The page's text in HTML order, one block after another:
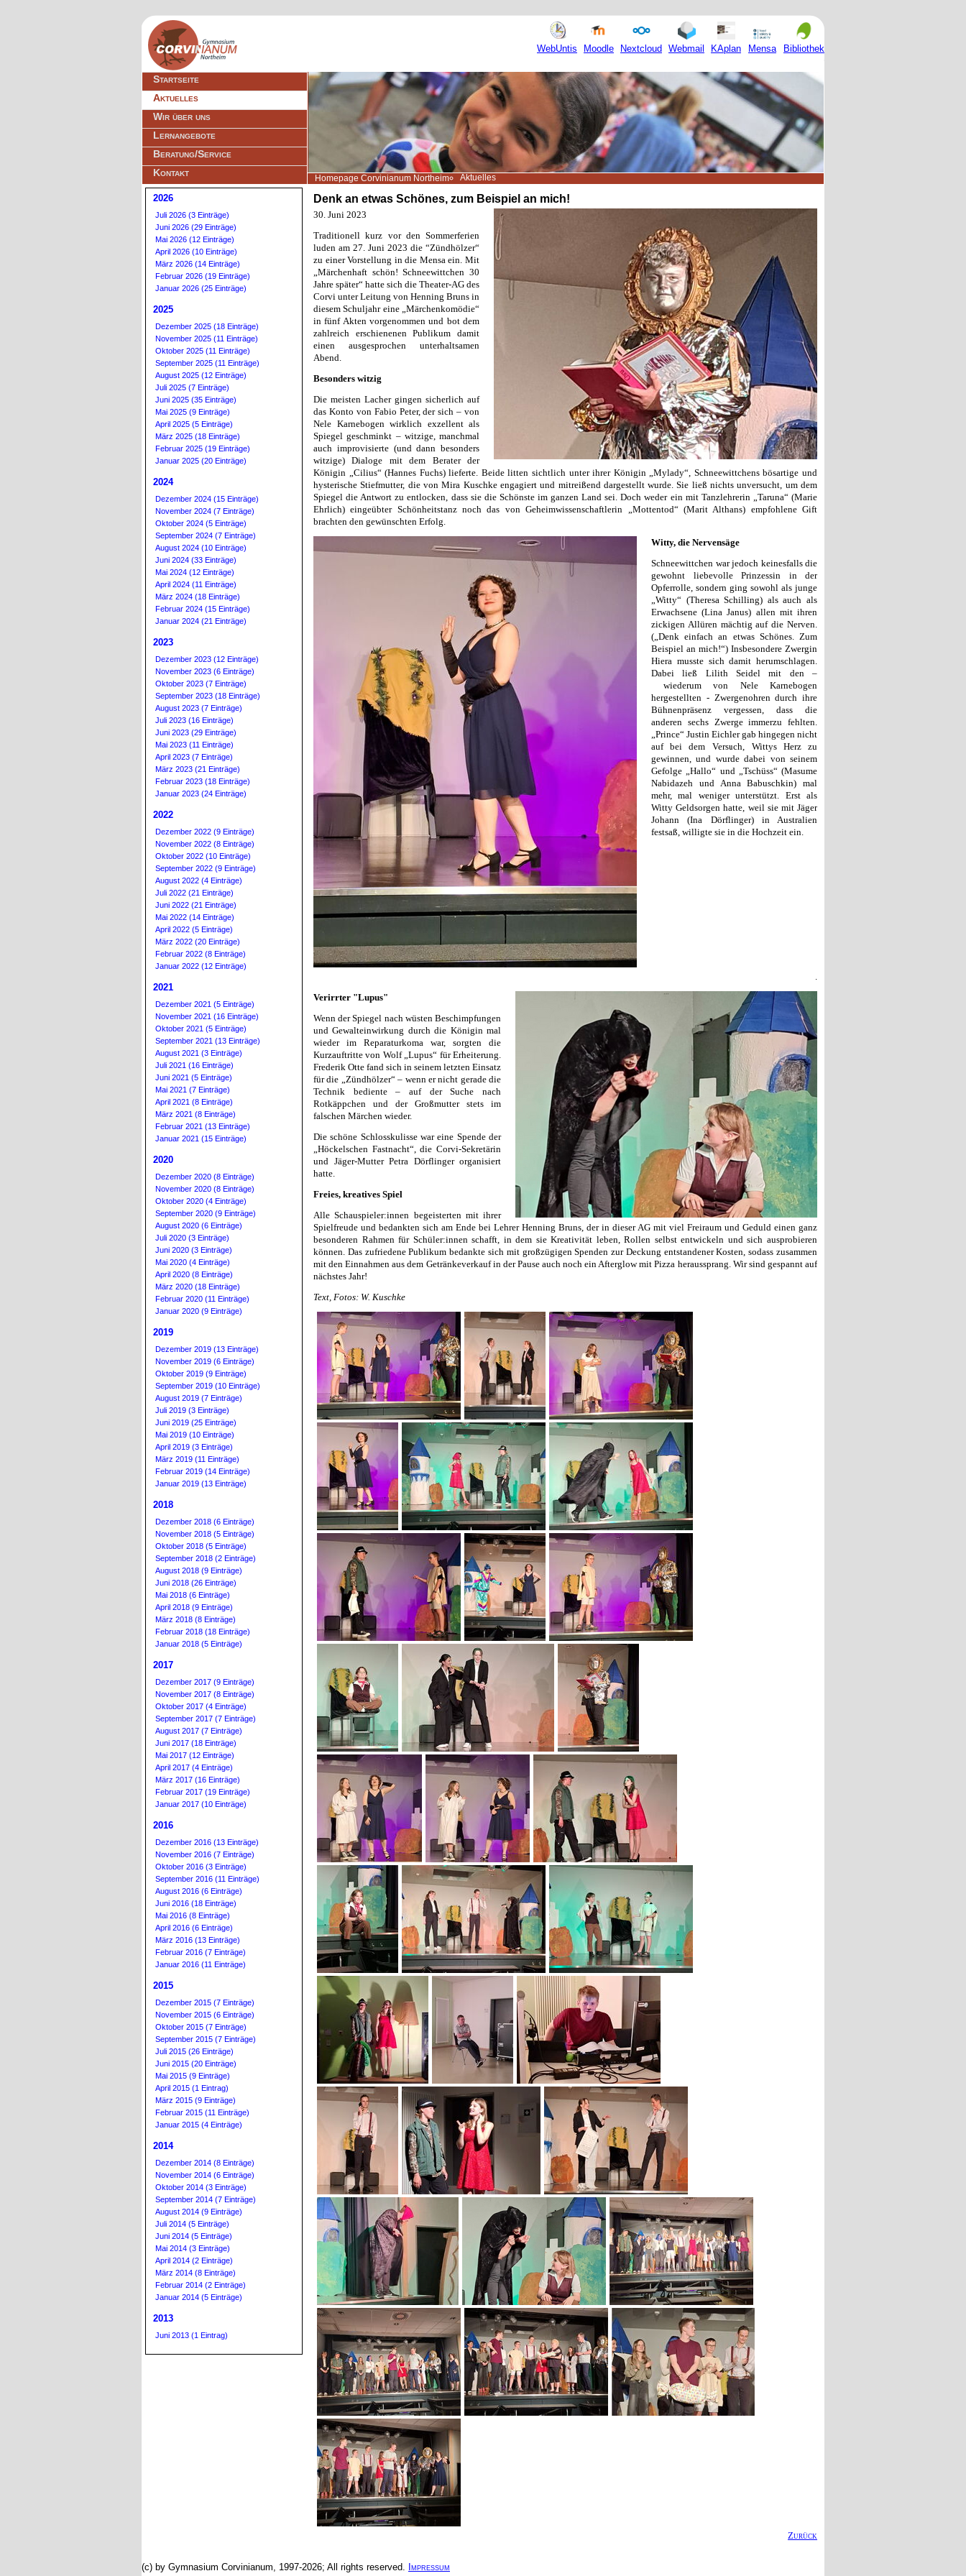
WebUntis Moodle Nextcloud Webmail KAplan Mensa Bibliothek
Navigation
überspringen
Startseite
Aktuelles
Wir über uns
Lernangebote
Beratung/Service
Kontakt
Homepage Corvinianum Northeim Aktuelles
Denk an etwas Schönes, zum Beispiel an mich!
30. Juni 2023
Traditionell kurz vor den Sommerferien
luden am 27. Juni 2023 die “Zündhölzer“
zu einer Vorstellung in die Mensa ein. Mit
„Märchenhaft schön! Schneewittchen 30
Jahre später“ hatte sich die Theater-AG des
Corvi unter Leitung von Henning Bruns in
diesem Schuljahr eine „Märchenkomödie“
in fünf Akten vorgenommen und bot dem
zahlreich erschienenen Publikum damit
einen ausgesprochen unterhaltsamen
Abend.
Besonders witzig
Die meisten Lacher gingen sicherlich auf
das Konto von Fabio Peter, der sich – von
Nele Karnebogen wirklich exzellent als
Spiegel geschminkt – witzige, manchmal
auch improvisierte (und dann besonders
witzige) Dialoge mit dem Berater der
Königin „Cilius“ (Hannes Fuchs) lieferte. Beide litten sichtlich unter ihrer Königin „Mylady“, Schneewittchens bösartige und
hysterische Stiefmutter, die von Mira Kuschke engagiert und mitreißend dargestellt wurde. Sie ließ nichts unversucht, um dem
Spiegel die Antwort zu entlocken, dass sie die Schönste im ganzen Land sei. Doch weder ein mit Tanzlehrerin „Taruna“ (Marie
Ehrlich) eingeübter Schönheitstanz noch das von Geheimwissenschaftlerin „Mottentod“ (Marit Althans) empfohlene Gift
brachten den gewünschten Erfolg.
Witty, die Nervensäge
Schneewittchen war jedoch keinesfalls die
gewohnt liebevolle Prinzessin in der
Opferrolle, sondern ging sowohl als junge
„Witty“ (Theresa Schilling) als auch als
Erwachsene (Lina Janus) allen mit ihren
zickigen Allüren mächtig auf die Nerven.
(„Denk einfach an etwas Schönes. Zum
Beispiel an mich!“) Insbesondere Zwergin
Hiera musste sich damit herumschlagen.
Dabei ließ Lilith Seidel mit den –
wiederum von Nele Karnebogen
hergestellten - Zwergenohren durch ihre
Bühnenpräsenz vergessen, dass die
anderen sechs Zwerge immerzu fehlten.
„Prince“ Justin Eichler gab hingegen nicht
auf bei dem Versuch, Wittys Herz zu
gewinnen, und wurde dabei von seinem
Gefolge „Hallo“ und „Tschüss“ (Masume
Nabidazeh und Anna Babuschkin) mal
mehr, mal weniger unterstützt. Erst als
Witty Geldsorgen hatte, weil sie mit Jäger
Johann (Ina Dörflinger) in Australien
festsaß, willigte sie in die Hochzeit ein.
.
Verirrter "Lupus"
Wenn der Spiegel nach wüsten Beschimpfungen
und Gewalteinwirkung durch die Königin mal
wieder im Reparaturkoma war, sorgten die
Kurzauftritte von Wolf „Lupus“ für Erheiterung.
Frederik Otte fand sich in seinem letzten Einsatz
für die „Zündhölzer“ – wenn er nicht gerade die
Technik bediente – auf der Suche nach
Rotkäppchen und der Großmutter stets im
falschen Märchen wieder.
Die schöne Schlosskulisse war eine Spende der
„Höckelschen Fastnacht“, die Corvi-Sekretärin
und Jäger-Mutter Petra Dörflinger organisiert
hatte.
Freies, kreatives Spiel
Alle Schauspieler:innen begeisterten mit ihrer
Spielfreude und bedankten sich am Ende bei Lehrer Henning Bruns, der in dieser AG mit viel Freiraum und Geduld einen ganz
besonderen Rahmen für Schüler:innen schafft, in dem sie Kreativität leben, Rollen selbst entwickeln und sich ausprobieren
können. Das zufriedene Publikum bedankte sich mit großzügigen Spenden zur Deckung entstandener Kosten, sodass zusammen
mit den Einnahmen aus dem Getränkeverkauf in der Pause auch noch ein Afterglow mit Pizza heraussprang. Wir sind gespannt auf
nächstes Jahr!
Text, Fotos: W. Kuschke
Zurück
2026
Juli 2026 (3 Einträge)
Juni 2026 (29 Einträge)
Mai 2026 (12 Einträge)
April 2026 (10 Einträge)
März 2026 (14 Einträge)
Februar 2026 (19 Einträge)
Januar 2026 (25 Einträge)
2025
Dezember 2025 (18 Einträge)
November 2025 (11 Einträge)
Oktober 2025 (11 Einträge)
September 2025 (11 Einträge)
August 2025 (12 Einträge)
Juli 2025 (7 Einträge)
Juni 2025 (35 Einträge)
Mai 2025 (9 Einträge)
April 2025 (5 Einträge)
März 2025 (18 Einträge)
Februar 2025 (19 Einträge)
Januar 2025 (20 Einträge)
2024
Dezember 2024 (15 Einträge)
November 2024 (7 Einträge)
Oktober 2024 (5 Einträge)
September 2024 (7 Einträge)
August 2024 (10 Einträge)
Juni 2024 (33 Einträge)
Mai 2024 (12 Einträge)
April 2024 (11 Einträge)
März 2024 (18 Einträge)
Februar 2024 (15 Einträge)
Januar 2024 (21 Einträge)
2023
Dezember 2023 (12 Einträge)
November 2023 (6 Einträge)
Oktober 2023 (7 Einträge)
September 2023 (18 Einträge)
August 2023 (7 Einträge)
Juli 2023 (16 Einträge)
Juni 2023 (29 Einträge)
Mai 2023 (11 Einträge)
April 2023 (7 Einträge)
März 2023 (21 Einträge)
Februar 2023 (18 Einträge)
Januar 2023 (24 Einträge)
2022
Dezember 2022 (9 Einträge)
November 2022 (8 Einträge)
Oktober 2022 (10 Einträge)
September 2022 (9 Einträge)
August 2022 (4 Einträge)
Juli 2022 (21 Einträge)
Juni 2022 (21 Einträge)
Mai 2022 (14 Einträge)
April 2022 (5 Einträge)
März 2022 (20 Einträge)
Februar 2022 (8 Einträge)
Januar 2022 (12 Einträge)
2021
Dezember 2021 (5 Einträge)
November 2021 (16 Einträge)
Oktober 2021 (5 Einträge)
September 2021 (13 Einträge)
August 2021 (3 Einträge)
Juli 2021 (16 Einträge)
Juni 2021 (5 Einträge)
Mai 2021 (7 Einträge)
April 2021 (8 Einträge)
März 2021 (8 Einträge)
Februar 2021 (13 Einträge)
Januar 2021 (15 Einträge)
2020
Dezember 2020 (8 Einträge)
November 2020 (8 Einträge)
Oktober 2020 (4 Einträge)
September 2020 (9 Einträge)
August 2020 (6 Einträge)
Juli 2020 (3 Einträge)
Juni 2020 (3 Einträge)
Mai 2020 (4 Einträge)
April 2020 (8 Einträge)
März 2020 (18 Einträge)
Februar 2020 (11 Einträge)
Januar 2020 (9 Einträge)
2019
Dezember 2019 (13 Einträge)
November 2019 (6 Einträge)
Oktober 2019 (9 Einträge)
September 2019 (10 Einträge)
August 2019 (7 Einträge)
Juli 2019 (3 Einträge)
Juni 2019 (25 Einträge)
Mai 2019 (10 Einträge)
April 2019 (3 Einträge)
März 2019 (11 Einträge)
Februar 2019 (14 Einträge)
Januar 2019 (13 Einträge)
2018
Dezember 2018 (6 Einträge)
November 2018 (5 Einträge)
Oktober 2018 (5 Einträge)
September 2018 (2 Einträge)
August 2018 (9 Einträge)
Juni 2018 (26 Einträge)
Mai 2018 (6 Einträge)
April 2018 (9 Einträge)
März 2018 (8 Einträge)
Februar 2018 (18 Einträge)
Januar 2018 (5 Einträge)
2017
Dezember 2017 (9 Einträge)
November 2017 (8 Einträge)
Oktober 2017 (4 Einträge)
September 2017 (7 Einträge)
August 2017 (7 Einträge)
Juni 2017 (18 Einträge)
Mai 2017 (12 Einträge)
April 2017 (4 Einträge)
März 2017 (16 Einträge)
Februar 2017 (19 Einträge)
Januar 2017 (10 Einträge)
2016
Dezember 2016 (13 Einträge)
November 2016 (7 Einträge)
Oktober 2016 (3 Einträge)
September 2016 (11 Einträge)
August 2016 (6 Einträge)
Juni 2016 (18 Einträge)
Mai 2016 (8 Einträge)
April 2016 (6 Einträge)
März 2016 (13 Einträge)
Februar 2016 (7 Einträge)
Januar 2016 (11 Einträge)
2015
Dezember 2015 (7 Einträge)
November 2015 (6 Einträge)
Oktober 2015 (7 Einträge)
September 2015 (7 Einträge)
Juli 2015 (26 Einträge)
Juni 2015 (20 Einträge)
Mai 2015 (9 Einträge)
April 2015 (1 Eintrag)
März 2015 (9 Einträge)
Februar 2015 (11 Einträge)
Januar 2015 (4 Einträge)
2014
Dezember 2014 (8 Einträge)
November 2014 (6 Einträge)
Oktober 2014 (3 Einträge)
September 2014 (7 Einträge)
August 2014 (9 Einträge)
Juli 2014 (5 Einträge)
Juni 2014 (5 Einträge)
Mai 2014 (3 Einträge)
April 2014 (2 Einträge)
März 2014 (8 Einträge)
Februar 2014 (2 Einträge)
Januar 2014 (5 Einträge)
2013
Juni 2013 (1 Eintrag)
(c) by Gymnasium Corvinianum, 1997-2026; All rights reserved. Impressum